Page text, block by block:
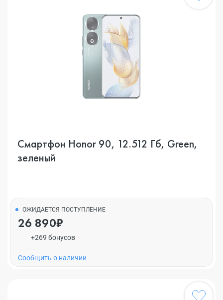
Смартфон Honor 90, 12.512 Гб, Green,
зеленый
ОЖИДАЕТСЯ ПОСТУПЛЕНИЕ
26 890₽
+269 бонусов
Cообщить о наличии